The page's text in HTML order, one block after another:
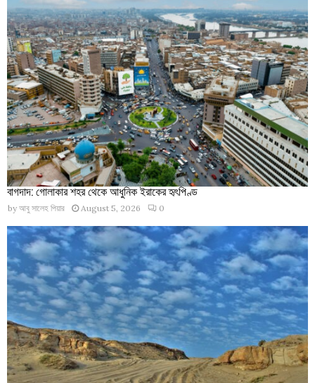
বাগদাদ: গোলাকার শহর থেকে আধুনিক ইরাকের হৃৎপিণ্ড
by আবু সালেহ পিয়ার August 5, 2026 0